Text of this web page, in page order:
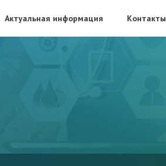
Актуальная информация Контакты